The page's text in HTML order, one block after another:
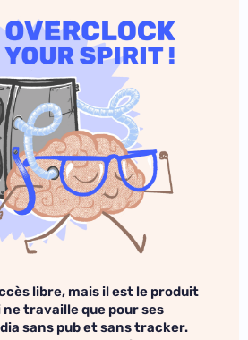
libre, mais il est le produit
travaille que pour ses
sans pub et sans tracker.